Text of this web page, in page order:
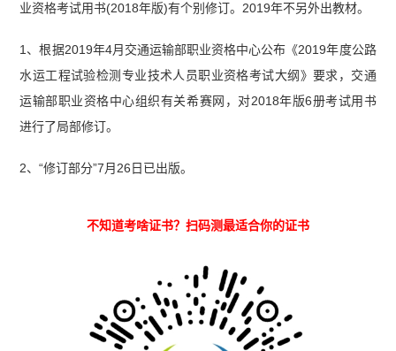
业资格考试用书(2018年版)有个别修订。2019年不另外出教材。
1、根据2019年4月交通运输部职业资格中心公布《2019年度公路
水运工程试验检测专业技术人员职业资格考试大纲》要求，交通
运输部职业资格中心组织有关希赛网，对2018年版6册考试用书
进行了局部修订。
2、“修订部分”7月26日已出版。
不知道考啥证书？扫码测最适合你的证书